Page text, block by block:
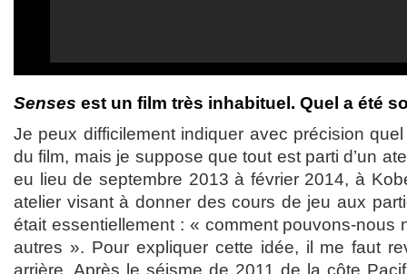
Senses est un film très inhabituel. Quel a été
Je peux difficilement indiquer avec précision
du film, mais je suppose que tout est parti d’un
eu lieu de septembre 2013 à février 2014, à
atelier visant à donner des cours de jeu aux
était essentiellement : « comment pouvons-nous
autres ». Pour expliquer cette idée, il me faut
arrière. Après le séisme de 2011 de la côte